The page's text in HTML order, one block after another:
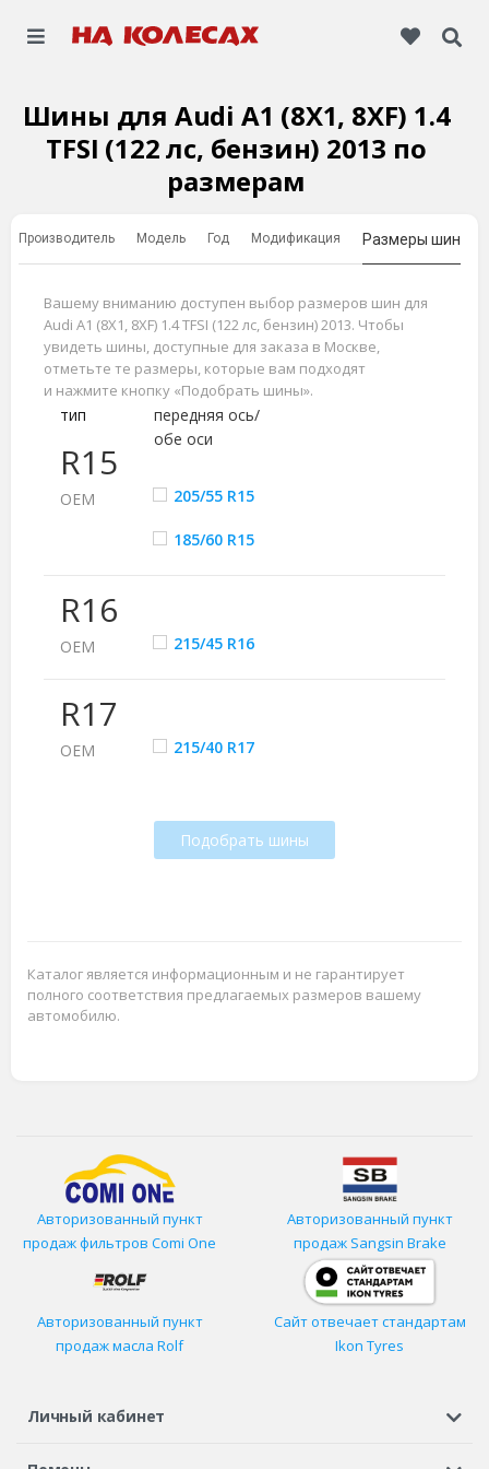
Шины для Audi A1 (8X1, 8XF) 1.4
TFSI (122 лс, бензин) 2013 по
размерам
Производитель Модель Год Модификация Размеры шин
Вашему вниманию доступен выбор размеров шин для
Audi A1 (8X1, 8XF) 1.4 TFSI (122 лс, бензин) 2013. Чтобы
увидеть шины, доступные для заказа в Москве,
отметьте те размеры, которые вам подходят
и нажмите кнопку «Подобрать шины».
R15
тип
передняя ось/
обе оси
ОЕМ 205/55 R15
185/60 R15
R16
ОЕМ 215/45 R16
R17
ОЕМ 215/40 R17
Подобрать шины
Каталог является информационным и не гарантирует
полного соответствия предлагаемых размеров вашему
автомобилю.
Авторизованный пункт
продаж фильтров Comi One
Авторизованный пункт
продаж Sangsin Brake
Авторизованный пункт
продаж масла Rolf
Сайт отвечает стандартам
Ikon Tyres
Личный кабинет